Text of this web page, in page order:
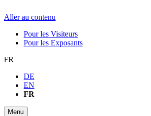
Aller au contenu
Pour les Visiteurs
Pour les Exposants
FR
DE
EN
FR
Menu